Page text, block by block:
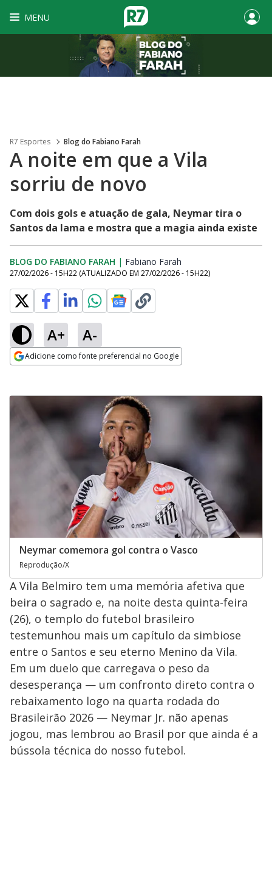
MENU
R7 Esportes Blog do Fabiano Farah
A noite em que a Vila
sorriu de novo
Com dois gols e atuação de gala, Neymar tira o
Santos da lama e mostra que a magia ainda existe
BLOG DO FABIANO FARAH | Fabiano Farah
27/02/2026 - 15H22 (ATUALIZADO EM 27/02/2026 - 15H22)
A+ A-
Adicione como fonte preferencial no Google
Neymar comemora gol contra o Vasco
Reprodução/X
A Vila Belmiro tem uma memória afetiva que
beira o sagrado e, na noite desta quinta-feira
(26), o templo do futebol brasileiro
testemunhou mais um capítulo da simbiose
entre o Santos e seu eterno Menino da Vila.
Em um duelo que carregava o peso da
desesperança — um confronto direto contra o
rebaixamento logo na quarta rodada do
Brasileirão 2026 — Neymar Jr. não apenas
jogou, mas lembrou ao Brasil por que ainda é a
bússola técnica do nosso futebol.